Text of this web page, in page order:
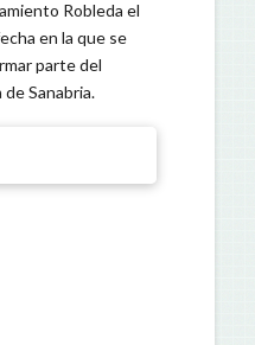
Robleda el
en la que se
parte del
Sanabria.